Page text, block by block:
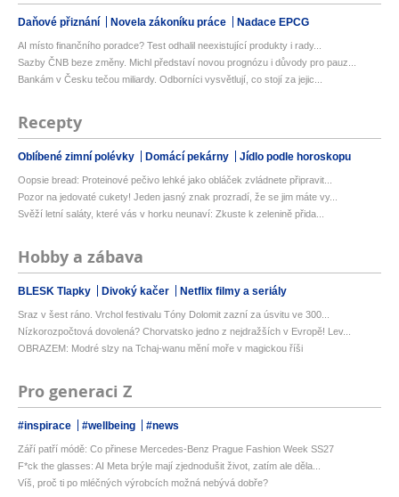
Daňové přiznání Novela zákoníku práce Nadace EPCG
AI místo finančního poradce? Test odhalil neexistující produkty i rady...
Sazby ČNB beze změny. Michl představí novou prognózu i důvody pro pauz...
Bankám v Česku tečou miliardy. Odborníci vysvětlují, co stojí za jejic...
Recepty
Oblíbené zimní polévky Domácí pekárny Jídlo podle horoskopu
Oopsie bread: Proteinové pečivo lehké jako obláček zvládnete připravit...
Pozor na jedovaté cukety! Jeden jasný znak prozradí, že se jim máte vy...
Svěží letní saláty, které vás v horku neunaví: Zkuste k zelenině přida...
Hobby a zábava
BLESK Tlapky Divoký kačer Netflix filmy a seriály
Sraz v šest ráno. Vrchol festivalu Tóny Dolomit zazní za úsvitu ve 300...
Nízkorozpočtová dovolená? Chorvatsko jedno z nejdražších v Evropě! Lev...
OBRAZEM: Modré slzy na Tchaj-wanu mění moře v magickou říši
Pro generaci Z
#inspirace #wellbeing #news
Září patří módě: Co přinese Mercedes-Benz Prague Fashion Week SS27
F*ck the glasses: AI Meta brýle mají zjednodušit život, zatím ale děla...
Víš, proč ti po mléčných výrobcích možná nebývá dobře?